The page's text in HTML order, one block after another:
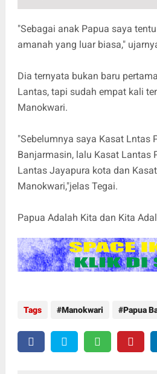
"Sebagai anak Papua saya
amanah yang luar biasa,"
Dia ternyata bukan baru
Lantas, tapi sudah empat kali
Manokwari.
"Sebelumnya saya Kasat Lntas
Banjarmasin, lalu Kasat Lantas
Lantas Jayapura kota dan
Manokwari,"jelas Tegai.
Papua Adalah Kita dan Kita
Tags Manokwari Papua